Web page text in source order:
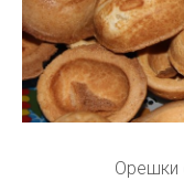
Орешки